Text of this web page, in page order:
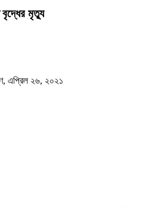
মৃত্যু
এপ্রিল ২৬, ২০২১